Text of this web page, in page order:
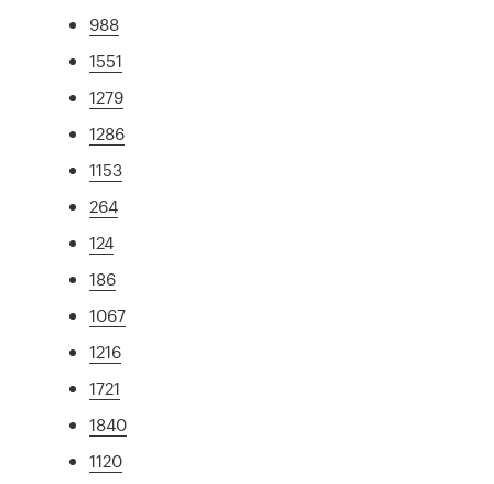
988
1551
1279
1286
1153
264
124
186
1067
1216
1721
1840
1120